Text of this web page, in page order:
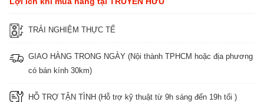
TRẢI NGHIỆM THỰC TẾ
GIAO HÀNG TRONG NGÀY (Nội thành TPHCM hoặc địa phương
có bán kính 30km)
HỖ TRỢ TẬN TÌNH (Hỗ trợ kỹ thuật từ 9h sáng đến 19h tối )